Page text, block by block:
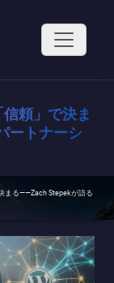
頼」で決ま
ートナーシ
まる——Zach Stepekが語る